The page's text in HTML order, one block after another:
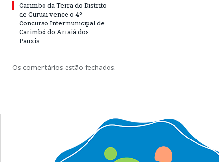
Carimbó da Terra do Distrito
de Curuai vence o 4º
Concurso Intermunicipal de
Carimbó do Arraiá dos
Pauxis
Os comentários estão fechados.